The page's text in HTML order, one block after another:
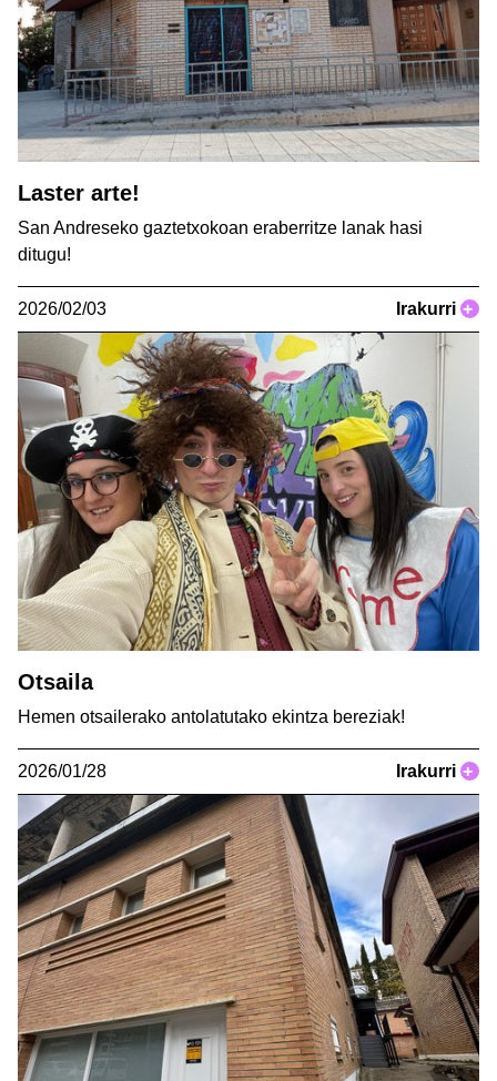
Laster arte!
San Andreseko gaztetxokoan eraberritze lanak hasi
ditugu!
2026/02/03 Irakurri +
Otsaila
Hemen otsailerako antolatutako ekintza bereziak!
2026/01/28 Irakurri +